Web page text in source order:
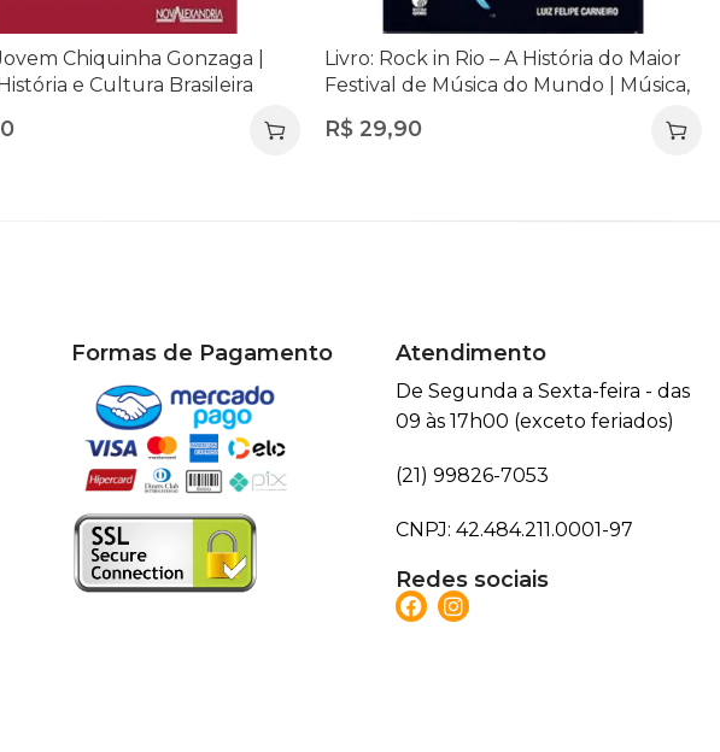
Chiquinha Gonzaga |
e Cultura Brasileira
Livro: Rock in Rio – A História do Maior
Festival de Música do Mundo | Música,
R$29,90
Formas de Pagamento Atendimento
De Segunda a Sexta-feira - das
09 às 17h00 (exceto feriados)
(21) 99826-7053
CNPJ: 42.484.211.0001-97
Redes sociais